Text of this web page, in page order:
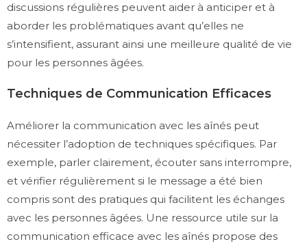
discussions régulières peuvent aider à anticiper et à
aborder les problématiques avant qu’elles ne
s’intensifient, assurant ainsi une meilleure qualité de vie
pour les personnes âgées.
Techniques de Communication Efficaces
Améliorer la communication avec les aînés peut
nécessiter l’adoption de techniques spécifiques. Par
exemple, parler clairement, écouter sans interrompre,
et vérifier régulièrement si le message a été bien
compris sont des pratiques qui facilitent les échanges
avec les personnes âgées. Une ressource utile sur la
communication efficace avec les aînés propose des